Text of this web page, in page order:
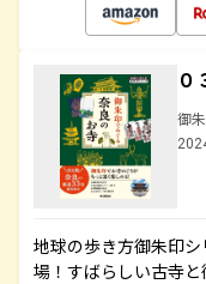
０
御
地球の歩き方御朱印
場！すばらしい古寺